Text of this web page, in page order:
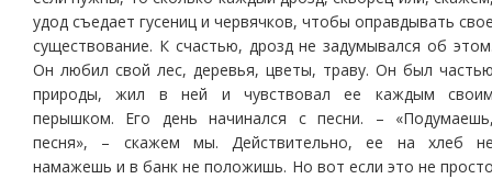
удод съедает гусениц и червячков, чтобы оправдывать
существование. К счастью, дрозд не задумывался об
Он любил свой лес, деревья, цветы, траву. Он был
природы, жил в ней и чувствовал ее каждым
перышком. Его день начинался с песни. –
песня», – скажем мы. Действительно, ее на хлеб
намажешь и в банк не положишь. Но вот если это не